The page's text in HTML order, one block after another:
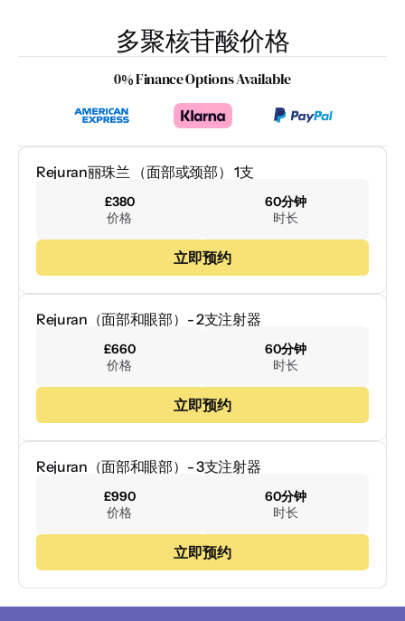
多聚核苷酸价格
0% Finance Options Available
Rejuran丽珠兰 （面部或颈部） 1支
£380
价格
60分钟
时长
立即预约
Rejuran（面部和眼部）- 2支注射器
£660
价格
60分钟
时长
立即预约
Rejuran（面部和眼部）- 3支注射器
£990
价格
60分钟
时长
立即预约